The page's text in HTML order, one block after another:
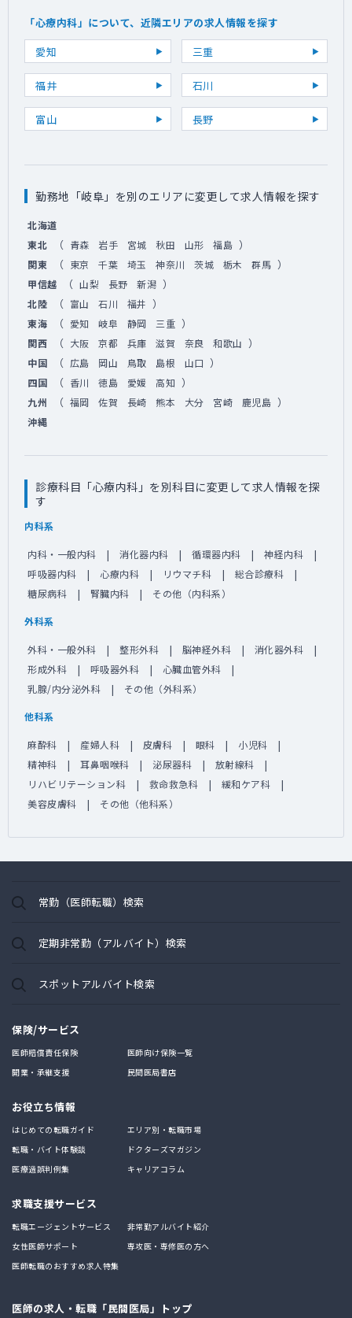
「心療内科」について、近隣エリアの求人情報を探す
愛知
三重
福井 石川
富山 長野
勤務地「岐阜」を別のエリアに変更して求人情報を探す
北海道
東北
（ 青森 岩手 宮城 秋田 山形 福島 ）
関東 （ 東京 千葉 埼玉 神奈川 茨城 栃木 群馬 ）
甲信越 （ 山梨 長野 新潟 ）
北陸 （ 富山 石川 福井 ）
東海 （ 愛知 岐阜 静岡 三重 ）
関西 （ 大阪 京都 兵庫 滋賀 奈良 和歌山 ）
中国 （ 広島 岡山 鳥取 島根 山口 ）
四国 （ 香川 徳島 愛媛 高知 ）
九州 （ 福岡 佐賀 長崎 熊本 大分 宮崎 鹿児島 ）
沖縄
診療科目「心療内科」を別科目に変更して求人情報を探
す
内科系
内科・一般内科 消化器内科 循環器内科
神経内科
呼吸器内科
心療内科 リウマチ科
総合診療科
糖尿病科
腎臓内科 その他（内科系）
外科系
外科・一般外科 整形外科 脳神経外科
消化器外科
形成外科
呼吸器外科
心臓血管外科
乳腺/内分泌外科
その他（外科系）
他科系
麻酔科 産婦人科 皮膚科 眼科
小児科
精神科
耳鼻咽喉科 泌尿器科
放射線科
リハビリテーション科
救命救急科
緩和ケア科
美容皮膚科
その他（他科系）
常勤（医師転職）検索
定期非常勤（アルバイト）検索
スポットアルバイト検索
保険/サービス
医師賠償責任保険
医師向け保険一覧
開業・承継支援
民間医局書店
お役立ち情報
はじめての転職ガイド
エリア別・転職市場
転職・バイト体験談
ドクターズマガジン
医療過誤判例集
キャリアコラム
求職支援サービス
転職エージェントサービス
非常勤アルバイト紹介
女性医師サポート
専攻医・専修医の方へ
医師転職のおすすめ求人特集
医師の求人・転職「民間医局」トップ